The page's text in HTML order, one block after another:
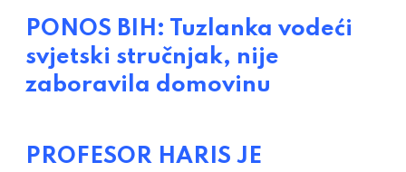
PONOS BIH: Tuzlanka vodeći
svjetski stručnjak, nije
zaboravila domovinu
PROFESOR HARIS JE